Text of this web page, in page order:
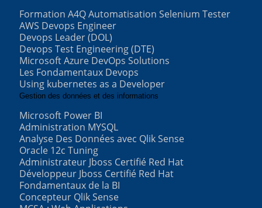
Formation A4Q Automatisation Selenium Tester
AWS Devops Engineer
Devops Leader (DOL)
Devops Test Engineering (DTE)
Microsoft Azure DevOps Solutions
Les Fondamentaux Devops
Using kubernetes as a Developer
Gestion des données et des informations
Microsoft Power BI
Administration MYSQL
Analyse Des Données avec Qlik Sense
Oracle 12c Tuning
Administrateur Jboss Certifié Red Hat
Développeur Jboss Certifié Red Hat
Fondamentaux de la BI
Concepteur Qlik Sense